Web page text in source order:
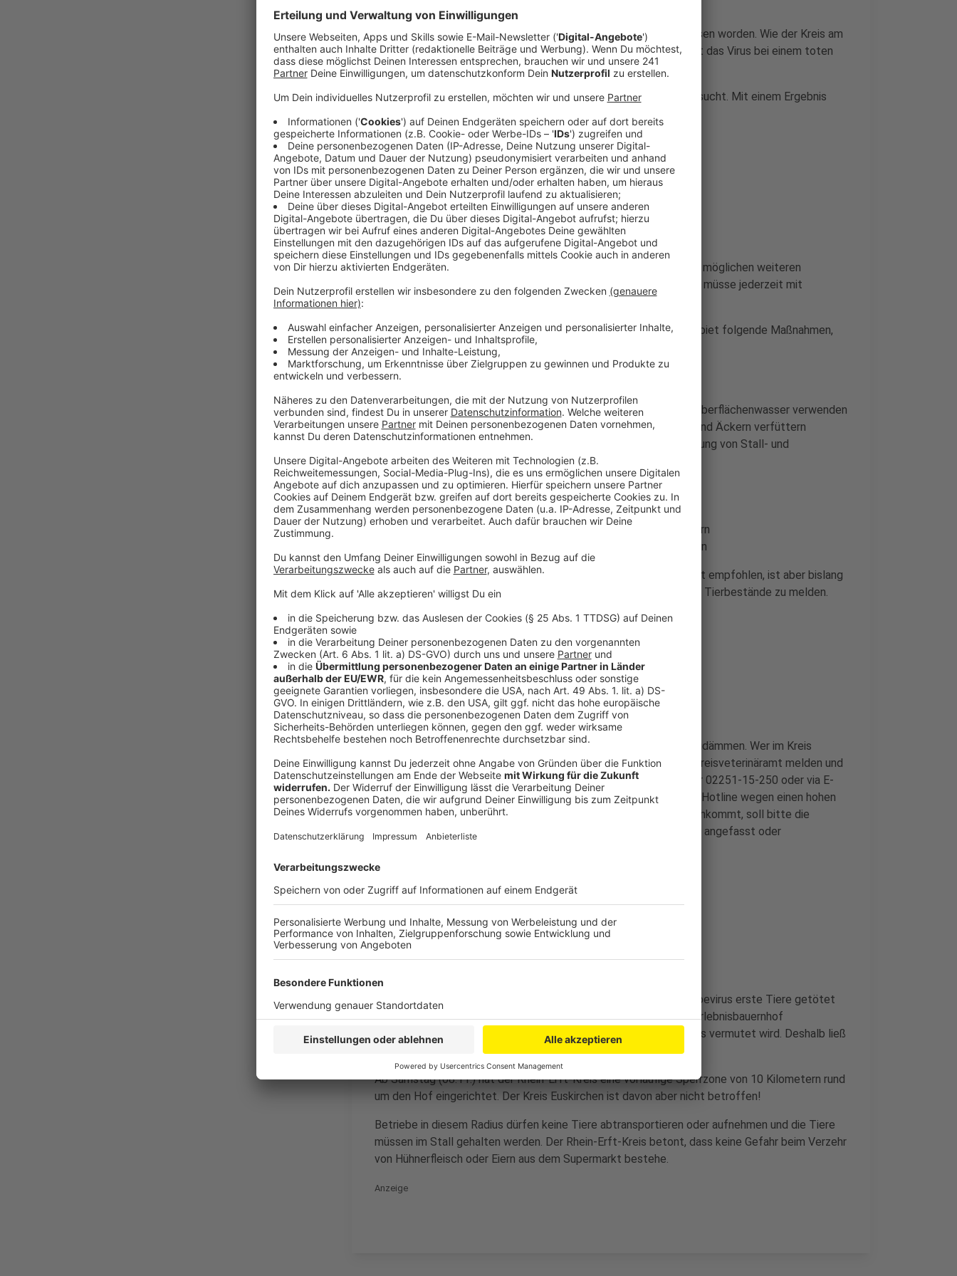
Im Kreis Euskirchen ist der erste Fall von Vogelgrippe nachgewiesen worden. Wie der Kreis am
Freitag (7. November) mitteilte, hat das Friedrich-Loeffler-Institut das Virus bei einem toten
Kranich aus Zülpich-Füssenich bestätigt.
Ein weiterer Verdachtsfall aus Euskirchen wird aktuell noch untersucht. Mit einem Ergebnis
Anzeige
Hinweise für Geflügelhalter
Anzeige
Der Leiter des Kreis-Veterinäramts warnt Geflügelhalter vor einer möglichen weiteren
Ausbreitung der Vogelgrippe und ruft zu erhöhter Vorsicht auf. Es müsse jederzeit mit
weiteren Fällen gerechnet werden.
Das Veterinäramt empfiehlt allen Haltern von Geflügel im Kreisgebiet folgende Maßnahmen,
um eine Einschleppung des Virus zu verhindern:
Fütterung nur an für Wildvögel unzugänglichen Stellen.
Futter, Einstreu und Geräte wildvogelsicher lagern
Tränken ausschließlich mit frischem Leitungswasser – kein Oberflächenwasser verwenden
Keine Speisereste, Eierschalen oder Grünfutter von Wiesen und Äckern verfüttern
Verwendung von stalleigener Kleidung und Schuhwerk, Trennung von Stall- und
Straßenkleidung
Regelmäßige Reinigung und Desinfektion aller Gerätschaften
Schadnagerbekämpfung konsequent durchführen
Quarantäne für neu zugekaufte Tiere einhalten
Zugänge zur Geflügelhaltung vor unbefugtem Betreten sichern
Einrichtung von Desinfektionsmöglichkeiten an Stalleingängen
Eine Aufstallung von Geflügel wird dringend vom Kreisveterinäramt empfohlen, ist aber bislang
keine Pflicht. Außerdem seien alle Geflügelhalter verpflichtet, ihre Tierbestände zu melden.
Anzeige
Tote Zugvögel bitte melden
Anzeige
Auch die Bevölkerung kann helfen, die Ausbreitung des Virus einzudämmen. Wer im Kreis
Euskirchen tote Zugvögel entdeckt, sollte dies umgehend dem Kreisveterinäramt melden und
dabei den genauen Fundort angeben - das geht unter der Nummer 02251-15-250 oder via E-
Mailveterinaeramt@kreis-euskirchen.de . Laut dem Kreis kann die Hotline wegen einen hohen
Anruferaufkommens aktuell häufiger besetzt sein. Wer nicht durchkommt, soll bitte die
Möglichkeit per Mail nutzen. Wichtig: Die toten Tiere dürfen nicht angefasst oder
Sperrzone im Rhein-Erft-Kreis
Anzeige
Im benachbarten Rhein-Erft-Kreis mussten wegen des Vogelgrippevirus erste Tiere getötet
werden. Wie der Kreis mitgeteilt hat, wurden auf dem beliebten Erlebnisbauernhof
Getrudenhof in Hürth vier tote Tiere gefunden, bei denen das Virus vermutet wird. Deshalb ließ
das Veterinäramt vorsorglich 500 Hühner auf dem Betrieb töten.
Ab Samstag (08.11.) hat der Rhein-Erft-Kreis eine vorläufige Sperrzone von 10 Kilometern rund
um den Hof eingerichtet. Der Kreis Euskirchen ist davon aber nicht betroffen!
Betriebe in diesem Radius dürfen keine Tiere abtransportieren oder aufnehmen und die Tiere
müssen im Stall gehalten werden. Der Rhein-Erft-Kreis betont, dass keine Gefahr beim Verzehr
von Hühnerfleisch oder Eiern aus dem Supermarkt bestehe.
Anzeige